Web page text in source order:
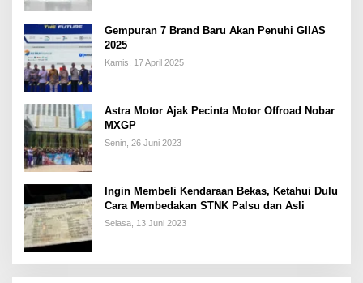
Gempuran 7 Brand Baru Akan Penuhi GIIAS
2025
Kamis, 17 April 2025
Astra Motor Ajak Pecinta Motor Offroad Nobar
MXGP
Senin, 26 Juni 2023
Ingin Membeli Kendaraan Bekas, Ketahui Dulu
Cara Membedakan STNK Palsu dan Asli
Selasa, 13 Juni 2023